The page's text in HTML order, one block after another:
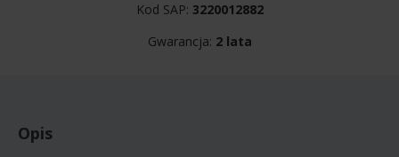
Kod SAP: 3220012882
Gwarancja: 2 lata
Opis